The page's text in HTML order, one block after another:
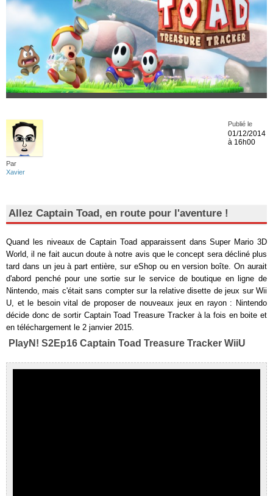
Par
Xavier
Publié le
01/12/2014
à 16h00
Allez Captain Toad, en route pour l'aventure !
Quand les niveaux de Captain Toad apparaissent dans Super Mario 3D
World, il ne fait aucun doute à notre avis que le concept sera décliné plus
tard dans un jeu à part entière, sur eShop ou en version boîte. On aurait
d'abord penché pour une sortie sur le service de boutique en ligne de
Nintendo, mais c'était sans compter sur la relative disette de jeux sur Wii
U, et le besoin vital de proposer de nouveaux jeux en rayon : Nintendo
décide donc de sortir Captain Toad Treasure Tracker à la fois en boite et
en téléchargement le 2 janvier 2015.
PlayN! S2Ep16 Captain Toad Treasure Tracker WiiU